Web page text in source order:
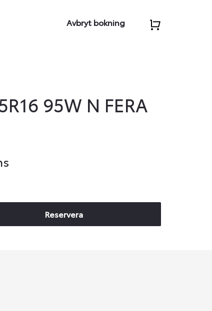
Avbryt bokning
95W N FERA
Reservera